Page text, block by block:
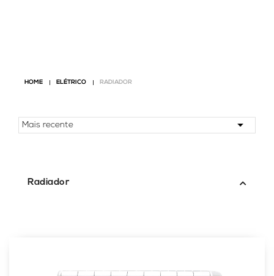
HOME ELÉTRICO RADIADOR
Radiador